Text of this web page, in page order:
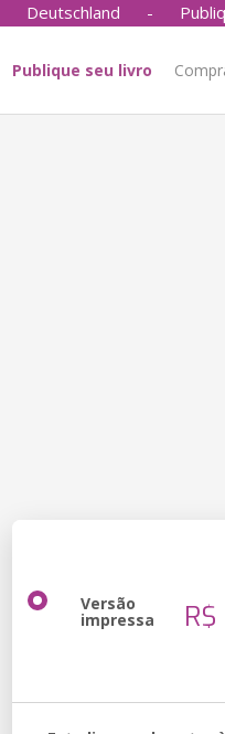
Deutschland -
Publique seu livro
Versão
impressa R$